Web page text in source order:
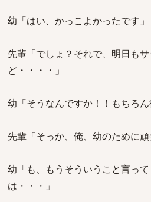
幼「はい、かっこよかったです」
先輩「でしょ？それで、明日も
ど・・・・」
幼「そうなんですか！！もちろん
先輩「そっか、俺、幼のために頑
幼「も、もうそういうこと言っ
は・・・」